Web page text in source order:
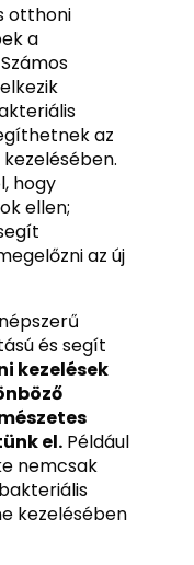
otthoni
a
az
hogy
ellen;
az új
és segít
kezelések
el.Például
nemcsak
kezelésében